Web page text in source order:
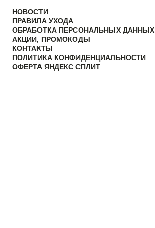
НОВОСТИ
ПРАВИЛА УХОДА
ОБРАБОТКА ПЕРСОНАЛЬНЫХ ДАННЫХ
АКЦИИ, ПРОМОКОДЫ
КОНТАКТЫ
ПОЛИТИКА КОНФИДЕНЦИАЛЬНОСТИ
ОФЕРТА ЯНДЕКС СПЛИТ